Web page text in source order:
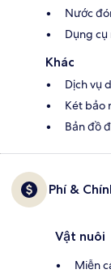
Nước
Dụng
Khác
Dịch vụ
Két bảo
Bản đồ
Phí &
Vật nuôi
Miễn